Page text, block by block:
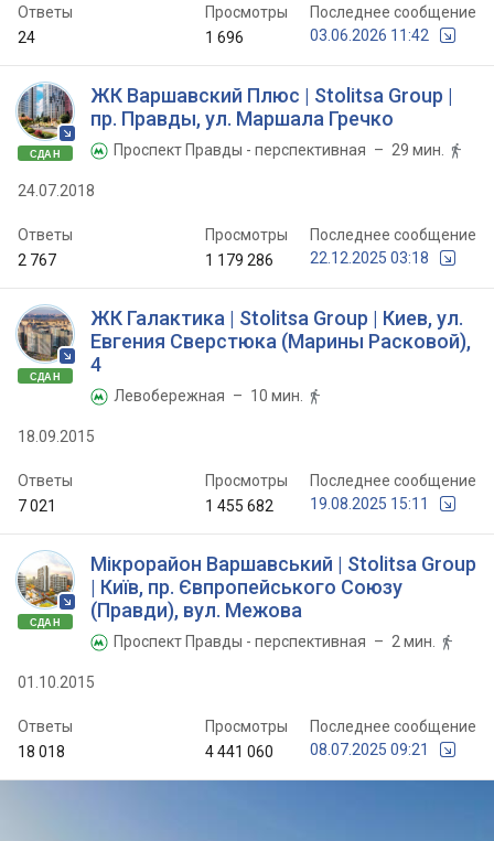
Ответы
24
Просмотры
1 696
Последнее сообщение
03.06.2026 11:42
СДАН
ЖК Варшавский Плюс | Stolitsa Group |
пр. Правды, ул. Маршала Гречко
 Проспект Правды - перспективная – 29 мин. 
24.07.2018
Ответы
2 767
Просмотры
1 179 286
Последнее сообщение
22.12.2025 03:18
СДАН
ЖК Галактика | Stolitsa Group | Киев, ул.
Евгения Сверстюка (Марины Расковой),
4
 Левобережная – 10 мин. 
18.09.2015
Ответы
7 021
Просмотры
1 455 682
Последнее сообщение
19.08.2025 15:11
СДАН
Мікрорайон Варшавський | Stolitsa Group
| Київ, пр. Євпропейського Союзу
(Правди), вул. Межова
 Проспект Правды - перспективная – 2 мин. 
01.10.2015
Ответы
18 018
Просмотры
4 441 060
Последнее сообщение
08.07.2025 09:21